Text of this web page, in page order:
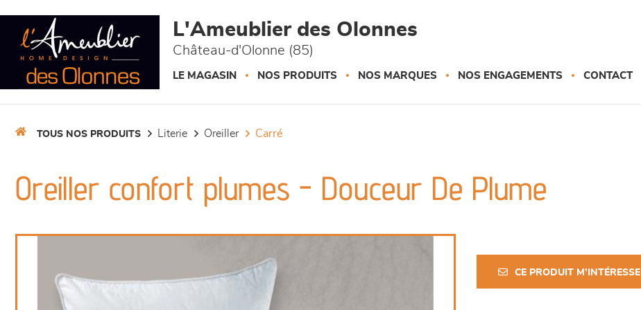
L'Ameublier des Olonnes
Château-d'Olonne (85)
LE MAGASIN NOS PRODUITS NOS MARQUES NOS ENGAGEMENTS CONTACT
TOUS NOS PRODUITS literie oreiller carré
Oreiller confort plumes - Douceur De Plume
CE PRODUIT M'INTÉRESSE